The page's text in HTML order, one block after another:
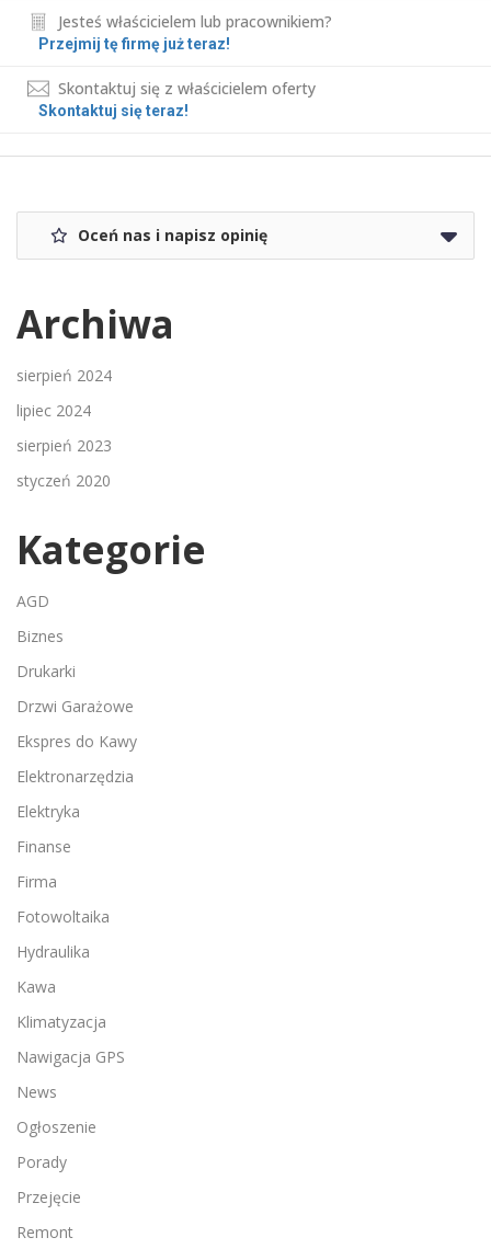
Jesteś właścicielem lub pracownikiem?
Przejmij tę firmę już teraz!
Skontaktuj się z właścicielem oferty
Skontaktuj się teraz!
Oceń nas i napisz opinię
Archiwa
sierpień 2024
lipiec 2024
sierpień 2023
styczeń 2020
Kategorie
AGD
Biznes
Drukarki
Drzwi Garażowe
Ekspres do Kawy
Elektronarzędzia
Elektryka
Finanse
Firma
Fotowoltaika
Hydraulika
Kawa
Klimatyzacja
Nawigacja GPS
News
Ogłoszenie
Porady
Przejęcie
Remont